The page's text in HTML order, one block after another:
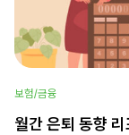
보험/금융
월간 은퇴 동향